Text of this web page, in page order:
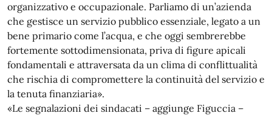
organizzativo e occupazionale. Parliamo di un’azienda
che gestisce un servizio pubblico essenziale, legato a un
bene primario come l’acqua, e che oggi sembrerebbe
fortemente sottodimensionata, priva di figure apicali
fondamentali e attraversata da un clima di conflittualità
che rischia di compromettere la continuità del servizio e
la tenuta finanziaria».
«Le segnalazioni dei sindacati – aggiunge Figuccia –